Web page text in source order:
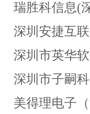
瑞胜科信息(
深圳安捷互
深圳市英华
深圳市子嗣
美得理电子